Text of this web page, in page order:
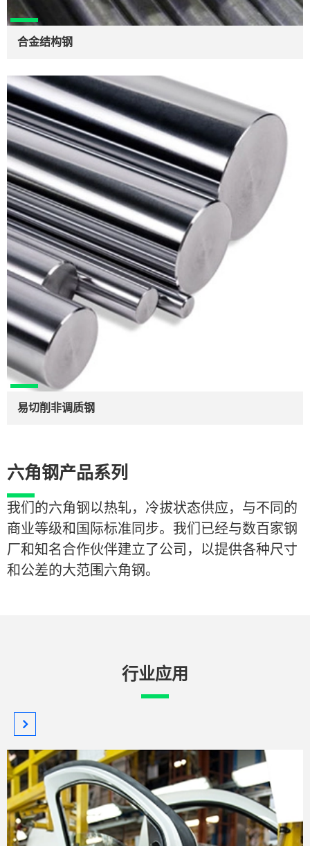
合金结构钢
易切削非调质钢
六角钢产品系列
我们的六角钢以热轧，冷拔状态供应，与不同的
商业等级和国际标准同步。我们已经与数百家钢
厂和知名合作伙伴建立了公司，以提供各种尺寸
和公差的大范围六角钢。
行业应用